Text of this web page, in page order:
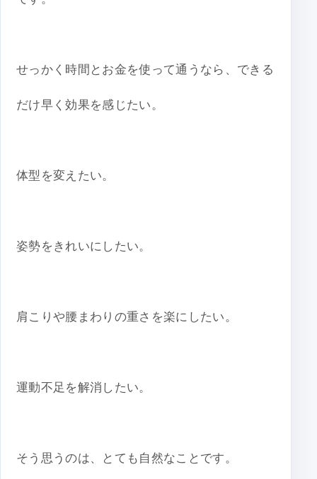
せっかく時間とお金を使って通うなら、できる
だけ早く効果を感じたい。
体型を変えたい。
姿勢をきれいにしたい。
肩こりや腰まわりの重さを楽にしたい。
運動不足を解消したい。
そう思うのは、とても自然なことです。